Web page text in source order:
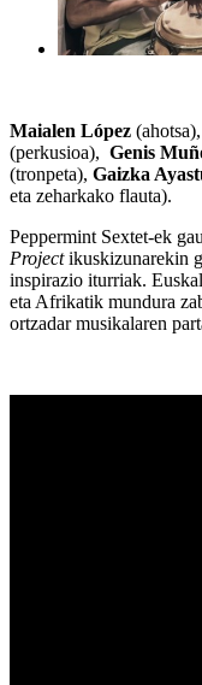
Maialen López (ahotsa),
(perkusioa), Genis
(tronpeta), Gaizka
eta zeharkako flauta).
Peppermint Sextet-ek
Projectikuskizunarekin
inspirazio iturriak.
eta Afrikatik mundura
ortzadar musikalaren